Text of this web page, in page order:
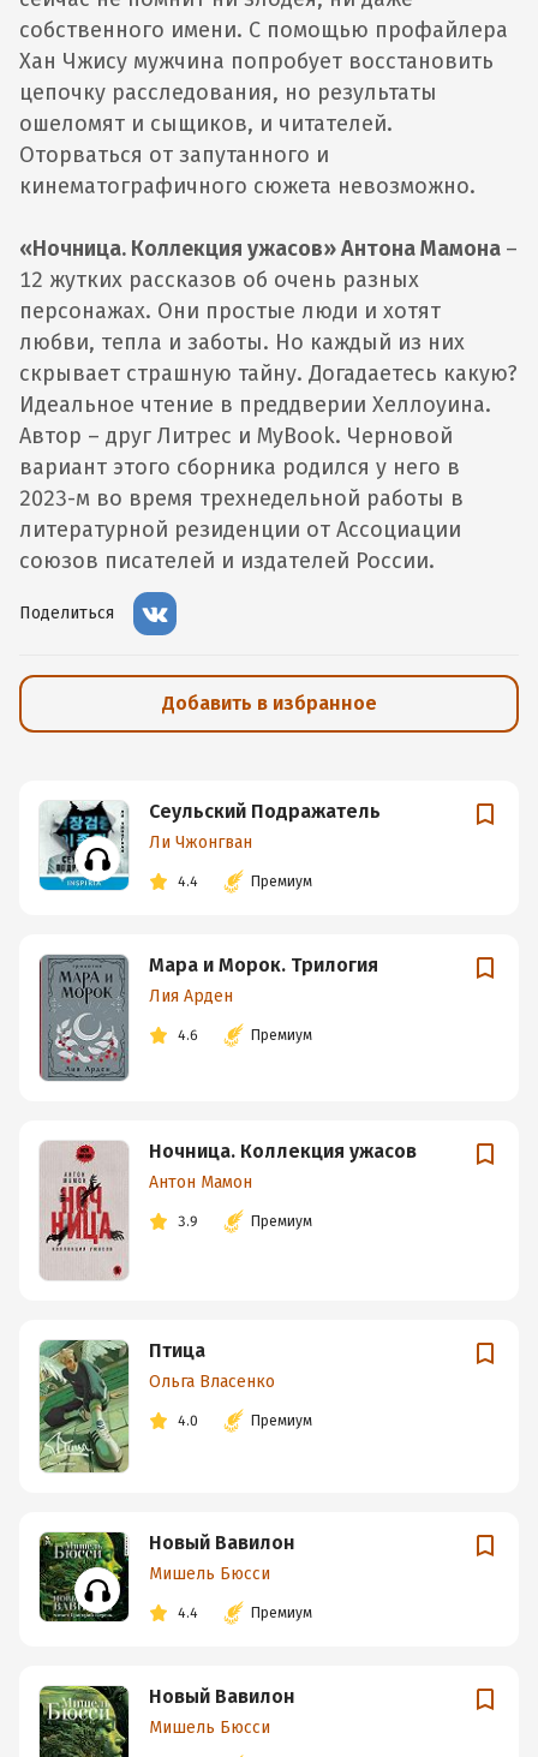
собственного имени. С помощью профайлера
Хан Чжису мужчина попробует восстановить
цепочку расследования, но результаты
ошеломят и сыщиков, и читателей.
Оторваться от запутанного и
кинематографичного сюжета невозможно.
«Ночница. Коллекция ужасов» Антона Мамона –
12 жутких рассказов об очень разных
персонажах. Они простые люди и хотят
любви, тепла и заботы. Но каждый из них
скрывает страшную тайну. Догадаетесь какую?
Идеальное чтение в преддверии Хеллоуина.
Автор – друг Литрес и MyBook. Черновой
вариант этого сборника родился у него в
2023-м во время трехнедельной работы в
литературной резиденции от Ассоциации
союзов писателей и издателей России.
Поделиться
Добавить в избранное
Сеульский Подражатель
Ли Чжонгван
4.4 Премиум
Мара и Морок. Трилогия
Лия Арден
4.6 Премиум
Ночница. Коллекция ужасов
Антон Мамон
3.9 Премиум
Птица
Ольга Власенко
4.0 Премиум
Новый Вавилон
Мишель Бюсси
4.4 Премиум
Новый Вавилон
Мишель Бюсси